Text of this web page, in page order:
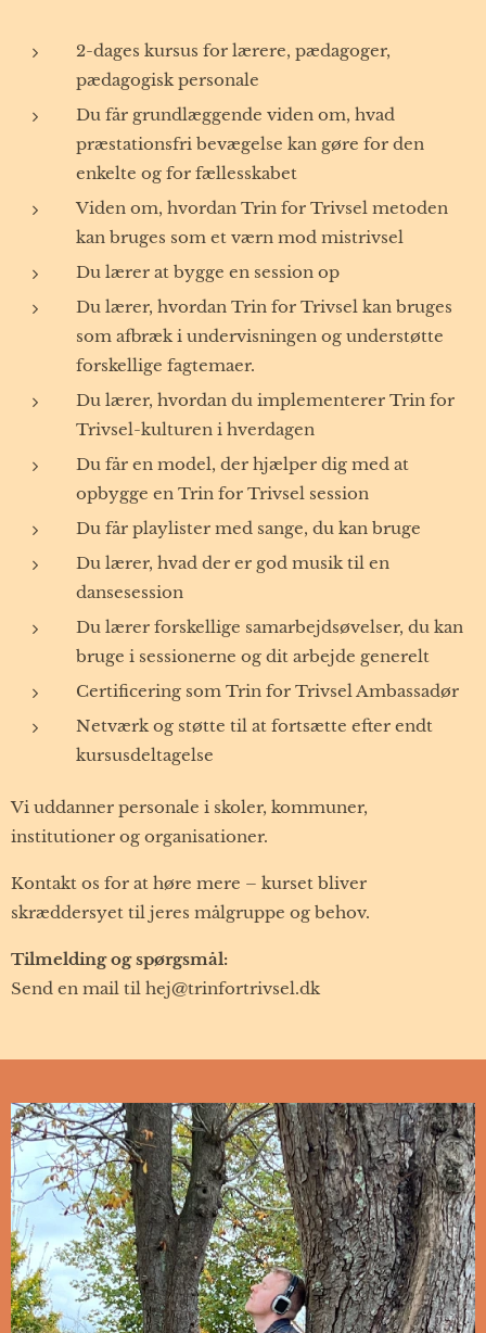
2-dages kursus for lærere, pædagoger,
pædagogisk personale
Du får grundlæggende viden om, hvad
præstationsfri bevægelse kan gøre for den
enkelte og for fællesskabet
Viden om, hvordan Trin for Trivsel metoden
kan bruges som et værn mod mistrivsel
Du lærer at bygge en session op
Du lærer, hvordan Trin for Trivsel kan bruges
som afbræk i undervisningen og understøtte
forskellige fagtemaer.
Du lærer, hvordan du implementerer Trin for
Trivsel-kulturen i hverdagen
Du får en model, der hjælper dig med at
opbygge en Trin for Trivsel session
Du får playlister med sange, du kan bruge
Du lærer, hvad der er god musik til en
dansesession
Du lærer forskellige samarbejdsøvelser, du kan
bruge i sessionerne og dit arbejde generelt
Certificering som Trin for Trivsel Ambassadør
Netværk og støtte til at fortsætte efter endt
kursusdeltagelse
Vi uddanner personale i skoler, kommuner,
institutioner og organisationer.
Kontakt os for at høre mere – kurset bliver
skræddersyet til jeres målgruppe og behov.
Tilmelding og spørgsmål:
Send en mail til hej@trinfortrivsel.dk